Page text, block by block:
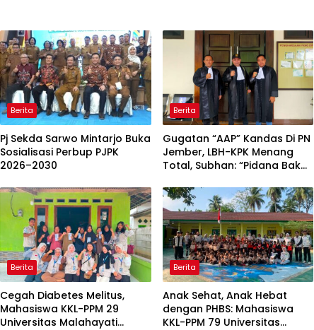
Berita
Pj Sekda Sarwo Mintarjo Buka
Sosialisasi Perbup PJPK
2026–2030
Berita
Gugatan “AAP” Kandas Di PN
Jember, LBH-KPK Menang
Total, Subhan: “Pidana Bakal
Berita
Cegah Diabetes Melitus,
Mahasiswa KKL-PPM 29
Universitas Malahayati
Berita
Anak Sehat, Anak Hebat
dengan PHBS: Mahasiswa
KKL-PPM 79 Universitas